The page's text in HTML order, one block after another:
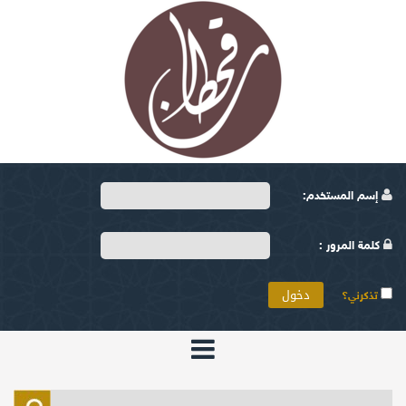
إسم المستخدم:
كلمة المرور :
تذكرني؟